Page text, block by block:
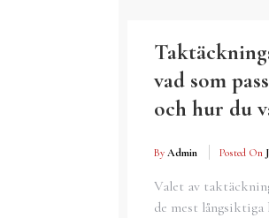
vad som
och hur du
By Admin Posted On
Valet av
de mest